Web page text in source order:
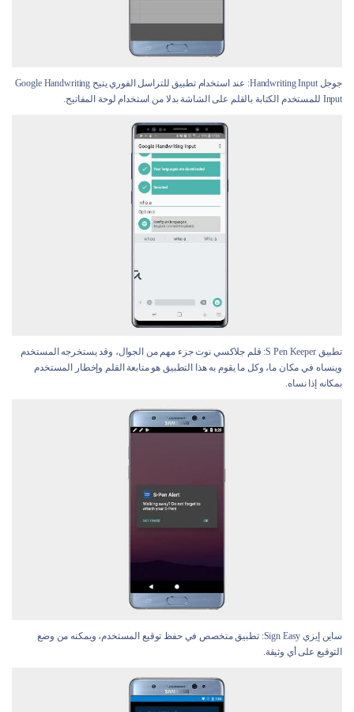
جوجل Handwriting Input: عند استخدام تطبيق للتراسل الفوري يتيح Google Handwriting
Input للمستخدم الكتابة بالقلم على الشاشة بدلا من استخدام لوحة المفاتيح.
تطبيق S Pen Keeper: قلم جلاكسي نوت جزء مهم من الجوال، وقد يستخرجه المستخدم
وينساه في مكان ما، وكل ما يقوم به هذا التطبيق هو متابعة القلم وإخطار المستخدم
بمكانه إذا نساه.
ساين إيزي Sign Easy: تطبيق متخصص في حفظ توقيع المستخدم، ويمكنه من وضع
التوقيع على أي وثيقة.